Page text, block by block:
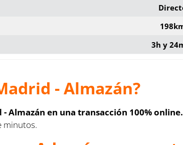
3h y
- Almazán?
Almazán en una transacción 100% online.
minutos.